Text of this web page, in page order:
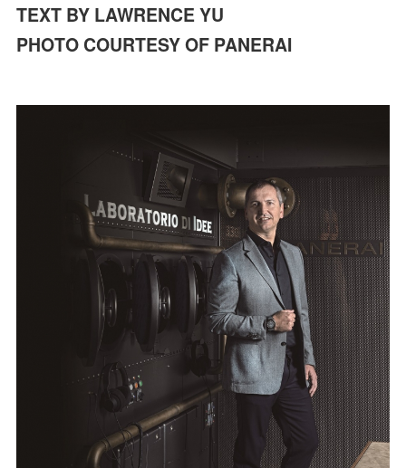
TEXT BY LAWRENCE YU
PHOTO COURTESY OF PANERAI